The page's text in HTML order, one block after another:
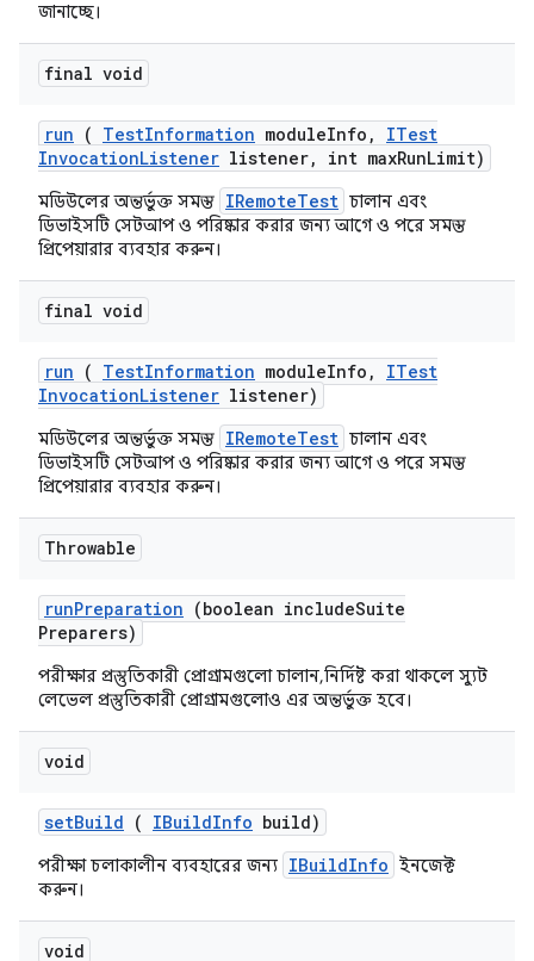
জানাচ্ছে।
final void
run ( TestInformation moduleInfo ,
ITest
InvocationListener listener, int maxRunLimit)
মডিউলের অন্তর্ভুক্ত সমস্ত IRemoteTest চালান এবং
ডিভাইসটি সেটআপ ও পরিষ্কার করার জন্য আগে ও পরে সমস্ত
প্রিপেয়ারার ব্যবহার করুন।
final void
run ( TestInformation moduleInfo ,
ITest
InvocationListener listener)
মডিউলের অন্তর্ভুক্ত সমস্ত IRemoteTest চালান এবং
ডিভাইসটি সেটআপ ও পরিষ্কার করার জন্য আগে ও পরে সমস্ত
প্রিপেয়ারার ব্যবহার করুন।
Throwable
runPreparation (boolean includeSuite
Preparers)
পরীক্ষার প্রস্তুতিকারী প্রোগ্রামগুলো চালান, নির্দিষ্ট করা থাকলে স্যুট
লেভেল প্রস্তুতিকারী প্রোগ্রামগুলোও এর অন্তর্ভুক্ত হবে।
void
setBuild ( IBuildInfo build)
পরীক্ষা চলাকালীন ব্যবহারের জন্য IBuildInfo ইনজেক্ট
করুন।
void